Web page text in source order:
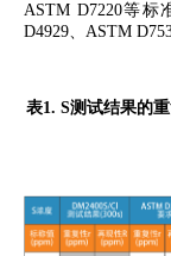
ASTM D7220等标
D4929、 ASTM
表1. S测试结果的